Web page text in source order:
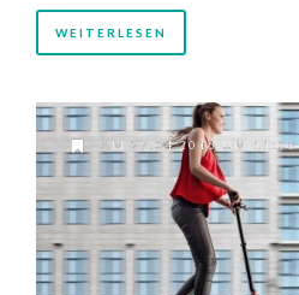
WEITERLESEN
AM 27.04.2016 UM 11:08